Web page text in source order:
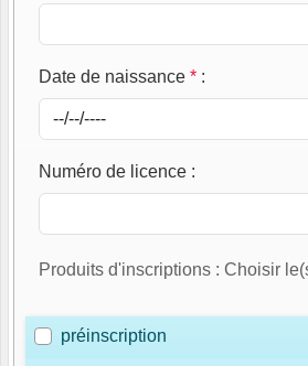
Date de naissance * :
Numéro de licence :
Produits d'inscriptions : Choisir
préinscription